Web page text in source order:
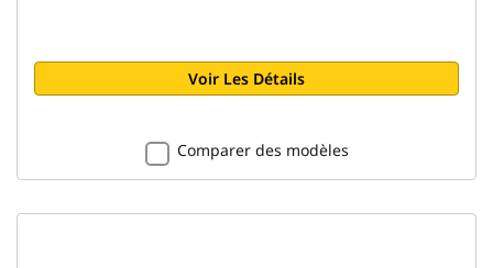
Voir Les Détails
Comparer des modèles